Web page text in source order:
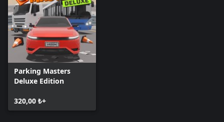
Parking Masters
Deluxe Edition
320,00 ₺+